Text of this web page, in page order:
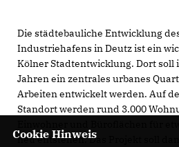
Die städtebauliche Entwicklung
Industriehafens in Deutz ist ein
Kölner Stadtentwicklung. Dort soll
Jahren ein zentrales urbanes
Arbeiten entwickelt werden. Auf
Standort werden rund 3.000
neu entstehen. Das Projekt soll
Cookie Hinweis